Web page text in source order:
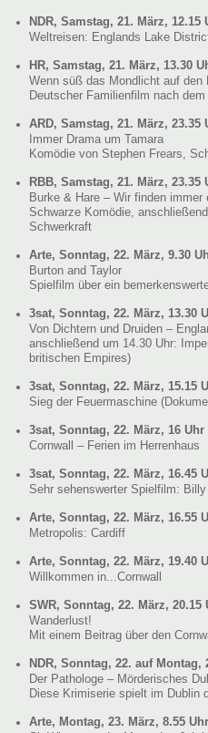
NDR, Samstag, 21. März, 12.15
Weltreisen: Englands Lake
HR, Samstag, 21. März, 13.30
Wenn süß das Mondlicht auf den
Deutscher Familienfilm nach
ARD, Samstag, 21. März, 23.35
Immer Drama um Tamara
Komödie von Stephen Frears,
RBB, Samstag, 21. März, 23.35
Burke & Hare – Wir finden immer
Schwarze Komödie,
Schwerkraft
Arte, Sonntag, 22. März, 9.30
Burton and Taylor
Spielfilm über ein
3sat, Sonntag, 22. März, 13.30
Von Dichtern und Druiden –
anschließend um 14.30 Uhr:
britischen Empires)
3sat, Sonntag, 22. März, 15.15
Sieg der Feuermaschine
3sat, Sonntag, 22. März, 16 Uhr
Cornwall – Ferien im Herrenhaus
3sat, Sonntag, 22. März, 16.45
Sehr sehenswerter Spielfilm:
Arte, Sonntag, 22. März, 16.55
Metropolis: Cardiff
Arte, Sonntag, 22. März, 19.40
Willkommen in...Cornwall
SWR, Sonntag, 22. März, 20.15
Wanderlust!
Mit einem Beitrag über den
NDR, Sonntag, 22. auf Montag,
Der Pathologe – Mörderisches
Diese Krimiserie spielt im Dublin
Arte, Montag, 23. März, 8.55 Uhr